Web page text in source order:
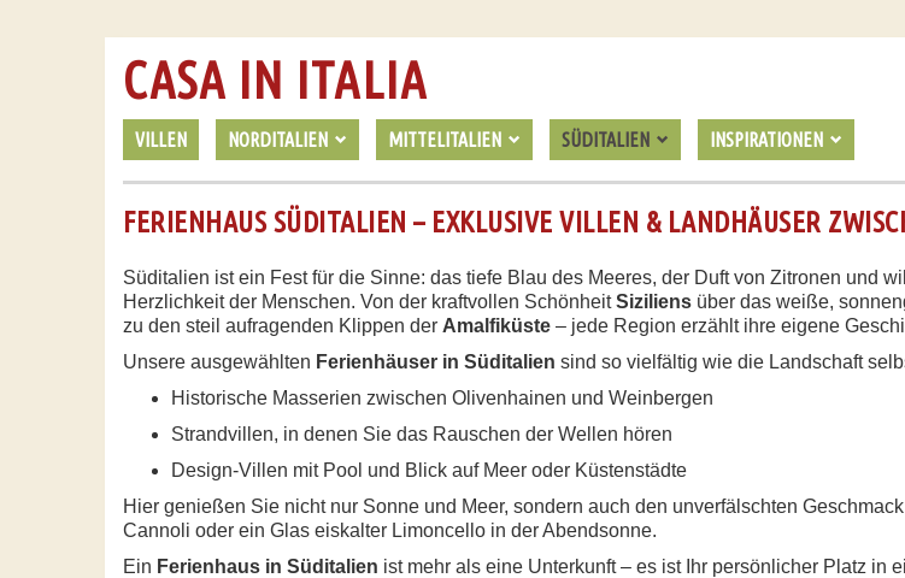
VILLEN NORDITALIEN MITTELITALIEN SÜDITALIEN INSPIRATIONEN
CASA IN ITALIA
FERIENHAUS SÜDITALIEN – EXKLUSIVE VILLEN & LANDHÄUSER
Süditalien ist ein Fest für die Sinne: das tiefe Blau des Meeres, der Duft von Zitronen und
Herzlichkeit der Menschen. Von der kraftvollen SchönheitSiziliens über das weiße,
zu den steil aufragenden Klippen der Amalfiküste – jede Region erzählt ihre eigene
Unsere ausgewählten Ferienhäuser in Süditalien sind so vielfältig wie die Landschaft
Historische Masserien zwischen Olivenhainen und Weinbergen
Strandvillen, in denen Sie das Rauschen der Wellen hören
Design-Villen mit Pool und Blick auf Meer oder Küstenstädte
Hier genießen Sie nicht nur Sonne und Meer, sondern auch den unverfälschten
Cannoli oder ein Glas eiskalter Limoncello in der Abendsonne.
Ein Ferienhaus in Süditalien ist mehr als eine Unterkunft – es ist Ihr persönlicher Platz in